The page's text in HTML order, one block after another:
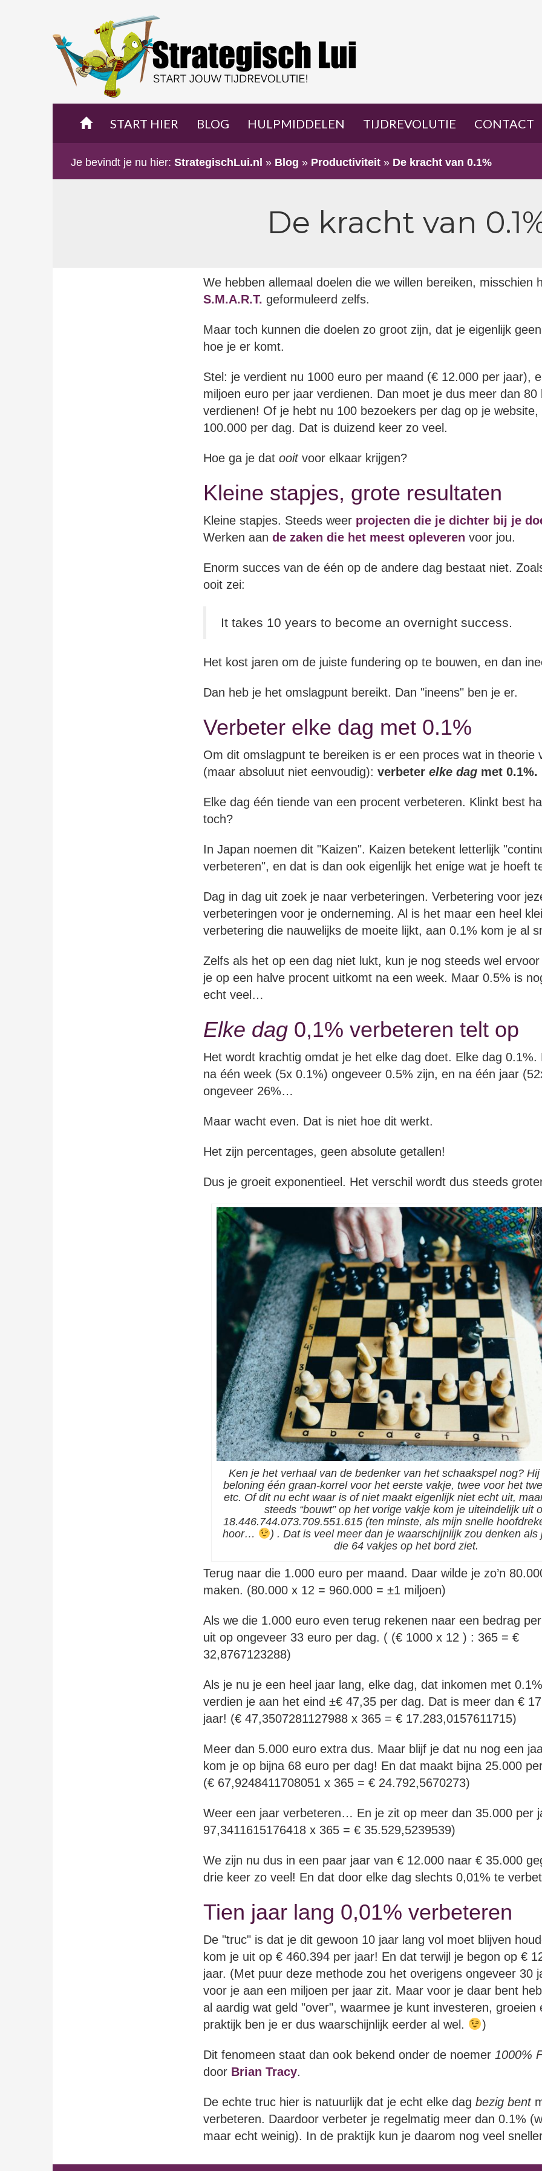
START HIER BLOG HULPMIDDELEN TIJDREVOLUTIE CONTACT
Je bevindt je nu hier: StrategischLui.nl » Blog » Productiviteit » De kracht van 0.1%
De kracht van
We hebben allemaal doelen die we willen bereiken, misschien
S.M.A.R.T. geformuleerd zelfs.
Maar toch kunnen die doelen zo groot zijn, dat je eigenlijk
hoe je er komt.
Stel: je verdient nu 1000 euro per maand (€ 12.000 per jaar),
miljoen euro per jaar verdienen. Dan moet je dus meer dan 80
verdienen! Of je hebt nu 100 bezoekers per dag op je website,
100.000 per dag. Dat is duizend keer zo veel.
Hoe ga je dat ooitvoor elkaar krijgen?
Kleine stapjes, grote resultaten
Kleine stapjes. Steeds weer projecten die je dichter bij je
Werken aan de zaken die het meest opleveren voor jou.
Enorm succes van de één op de andere dag bestaat niet.
ooit zei:
It takes 10 years to become an overnight success.
Het kost jaren om de juiste fundering op te bouwen, en dan
Dan heb je het omslagpunt bereikt. Dan "ineens" ben je er.
Verbeter elke dag met 0.1%
Om dit omslagpunt te bereiken is er een proces wat in theorie
(maar absoluut niet eenvoudig): verbeter elke dag met 0.1%.
Elke dag één tiende van een procent verbeteren. Klinkt best
toch?
In Japan noemen dit "Kaizen". Kaizen betekent letterlijk
verbeteren", en dat is dan ook eigenlijk het enige wat je hoeft
Dag in dag uit zoek je naar verbeteringen. Verbetering voor
verbeteringen voor je onderneming. Al is het maar een heel
verbetering die nauwelijks de moeite lijkt, aan 0.1% kom je al
Zelfs als het op een dag niet lukt, kun je nog steeds wel
je op een halve procent uitkomt na een week. Maar 0.5% is
echt veel…
Elke dag 0,1% verbeteren telt op
Het wordt krachtig omdat je het elke dag doet. Elke dag 0.1%.
na één week (5x 0.1%) ongeveer 0.5% zijn, en na één jaar
ongeveer 26%…
Maar wacht even. Dat is niet hoe dit werkt.
Het zijn percentages, geen absolute getallen!
Dus je groeit exponentieel. Het verschil wordt dus steeds
Ken je het verhaal van de bedenker van het schaakspel nog?
beloning één graan-korrel voor het eerste vakje, twee voor het
etc. Of dit nu echt waar is of niet maakt eigenlijk niet echt uit,
steeds “bouwt” op het vorige vakje kom je uiteindelijk uit
18.446.744.073.709.551.615 (ten minste, als mijn snelle
hoor…
) . Dat is veel meer dan je waarschijnlijk zou denken als
die 64 vakjes op het bord ziet.
Terug naar die 1.000 euro per maand. Daar wilde je zo’n
maken. (80.000 x 12 = 960.000 = ±1 miljoen)
Als we die 1.000 euro even terug rekenen naar een bedrag
uit op ongeveer 33 euro per dag. ( (€ 1000 x 12 ) : 365 = €
32,8767123288)
Als je nu je een heel jaar lang, elke dag, dat inkomen met
verdien je aan het eind ±€ 47,35 per dag. Dat is meer dan €
jaar! (€ 47,3507281127988 x 365 = € 17.283,0157611715)
Meer dan 5.000 euro extra dus. Maar blijf je dat nu nog een
kom je op bijna 68 euro per dag! En dat maakt bijna 25.000
(€ 67,9248411708051 x 365 = € 24.792,5670273)
Weer een jaar verbeteren… En je zit op meer dan 35.000 per
97,3411615176418 x 365 = € 35.529,5239539)
We zijn nu dus in een paar jaar van € 12.000 naar € 35.000
drie keer zo veel! En dat door elke dag slechts 0,01% te
Tien jaar lang 0,01% verbeteren
De "truc" is dat je dit gewoon 10 jaar lang vol moet blijven
kom je uit op € 460.394 per jaar! En dat terwijl je begon op €
jaar. (Met puur deze methode zou het overigens ongeveer 30
voor je aan een miljoen per jaar zit. Maar voor je daar bent
al aardig wat geld "over", waarmee je kunt investeren, groeien
praktijk ben je er dus waarschijnlijk eerder al wel.
)
Dit fenomeen staat dan ook bekend onder de noemer 1000%
door Brian Tracy.
De echte truc hier is natuurlijk dat je echt elke dag bezig bent
verbeteren. Daardoor verbeter je regelmatig meer dan 0.1%
maar echt weinig). In de praktijk kun je daarom nog veel